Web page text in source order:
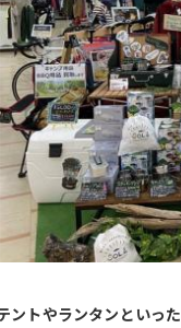
ントやランタンといっ